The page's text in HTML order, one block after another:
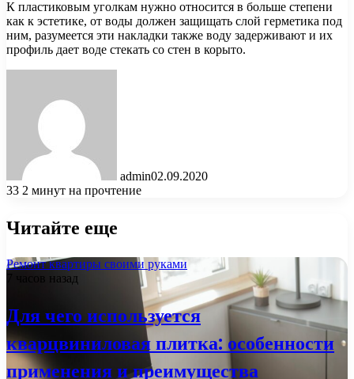
К пластиковым уголкам нужно относится в больше степени
как к эстетике, от воды должен защищать слой герметика под
ним, разумеется эти накладки также воду задерживают и их
профиль дает воде стекать со стен в корыто.
admin02.09.2020
33 2 минут на прочтение
Читайте еще
Ремонт квартиры своими руками
7 часов назад
Для чего используется
кварцвиниловая плитка: особенности
применения и преимущества